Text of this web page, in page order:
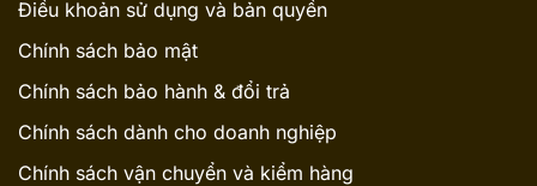
Điều khoản sử dụng và bản quyền
Chính sách bảo mật
Chính sách bảo hành & đổi trả
Chính sách dành cho doanh nghiệp
Chính sách vận chuyển và kiểm hàng